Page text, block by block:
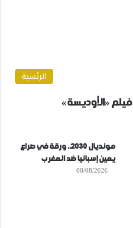
الرئسية
«الأوديسة»
مونديال 2030.. ورقة في صراع
يمين إسبانيا ضد المغرب
08/08/2026